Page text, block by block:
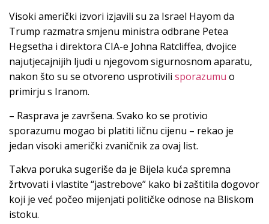
Visoki američki izvori izjavili su za Israel Hayom da
Trump razmatra smjenu ministra odbrane Petea
Hegsetha i direktora CIA-e Johna Ratcliffea, dvojice
najutjecajnijih ljudi u njegovom sigurnosnom aparatu,
nakon što su se otvoreno usprotivili sporazumu o
primirju s Iranom.
– Rasprava je završena. Svako ko se protivio
sporazumu mogao bi platiti ličnu cijenu – rekao je
jedan visoki američki zvaničnik za ovaj list.
Takva poruka sugeriše da je Bijela kuća spremna
žrtvovati i vlastite “jastrebove” kako bi zaštitila dogovor
koji je već počeo mijenjati političke odnose na Bliskom
istoku.